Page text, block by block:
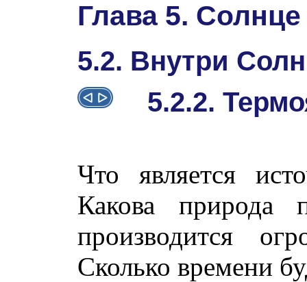
Глава 5. Солнце
5.2. Внутри
5.2.2.
Что является
Какова природа
производится
Сколько времени